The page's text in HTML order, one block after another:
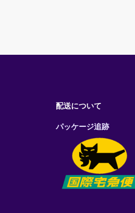
配送について
パッケージ追跡